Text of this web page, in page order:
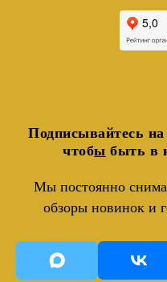
Подписывайтесь
чтобы быть в
Мы постоянно
обзоры новинок и